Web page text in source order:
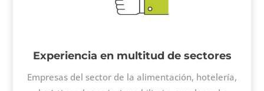
Experiencia en multitud de sectores
Empresas del sector de la alimentación, hotelería,